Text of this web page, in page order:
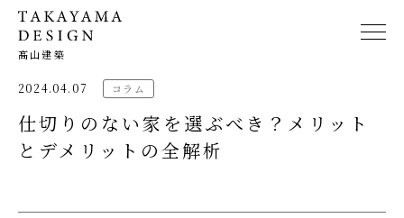
髙山建築
2024.04.07 コラム
仕切りのない家を選ぶべき？メリット
とデメリットの全解析